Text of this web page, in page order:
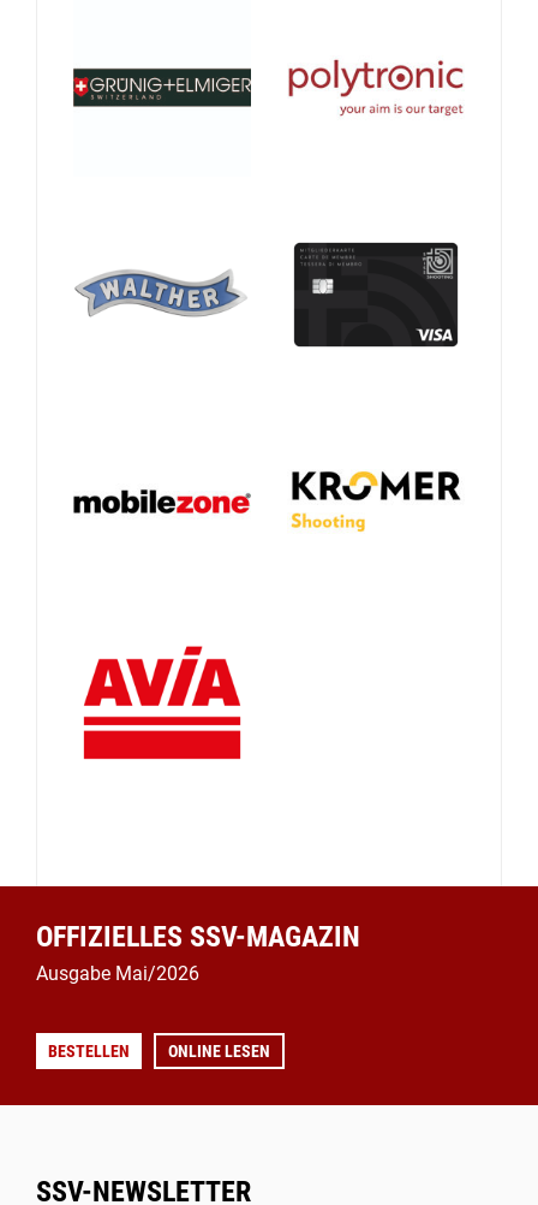
OFFIZIELLES SSV-MAGAZIN
Ausgabe Mai/2026
BESTELLEN ONLINE LESEN
SSV-NEWSLETTER